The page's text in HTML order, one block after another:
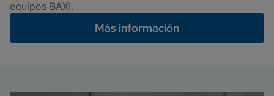
equipos BAXI.
Más información